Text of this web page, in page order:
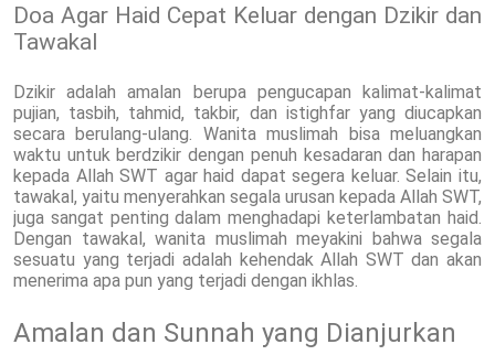
Doa Agar Haid Cepat Keluar dengan Dzikir dan
Tawakal
Dzikir adalah amalan berupa pengucapan kalimat-kalimat
pujian, tasbih, tahmid, takbir, dan istighfar yang diucapkan
secara berulang-ulang. Wanita muslimah bisa meluangkan
waktu untuk berdzikir dengan penuh kesadaran dan harapan
kepada Allah SWT agar haid dapat segera keluar. Selain itu,
tawakal, yaitu menyerahkan segala urusan kepada Allah SWT,
juga sangat penting dalam menghadapi keterlambatan haid.
Dengan tawakal, wanita muslimah meyakini bahwa segala
sesuatu yang terjadi adalah kehendak Allah SWT dan akan
menerima apa pun yang terjadi dengan ikhlas.
Amalan dan Sunnah yang Dianjurkan